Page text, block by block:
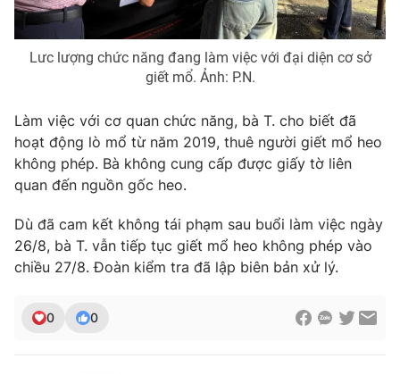
Ðiện thoại Thời báo VTV:
024.66 897 897
toasoan@vtv.vn
Liên hệ quảng cáo: 024-7300.7108
® Cấm sao chép dưới mọi hình thức nếu không có sự chấp
thuận bằng văn bản. Ghi rõ nguồn VTV.vn khi phát hành lại
Lưc lượng chức năng đang làm việc với đại diện cơ sở
giết mổ. Ảnh: P.N.
Làm việc với cơ quan chức năng, bà T. cho biết đã
hoạt động lò mổ từ năm 2019, thuê người giết mổ heo
không phép. Bà không cung cấp được giấy tờ liên
quan đến nguồn gốc heo.
Dù đã cam kết không tái phạm sau buổi làm việc ngày
26/8, bà T. vẫn tiếp tục giết mổ heo không phép vào
chiều 27/8. Đoàn kiểm tra đã lập biên bản xử lý.
0 0